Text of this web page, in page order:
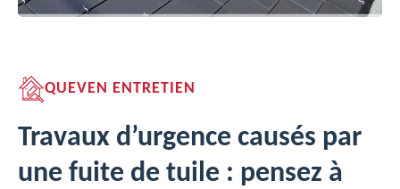
QUEVEN ENTRETIEN
Travaux d’urgence causés par
une fuite de tuile : pensez à